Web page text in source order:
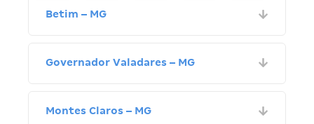
Betim – MG
Governador Valadares – MG
Montes Claros – MG